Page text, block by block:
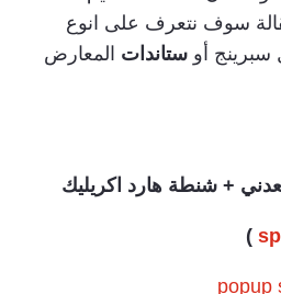
سوف نتعرف على انوع
سبرينج أو ستاندات المعارض
+ شنطة هارد اكريليك
)